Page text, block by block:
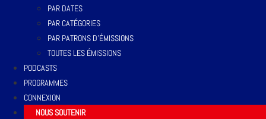
PAR DATES
PAR CATÉGORIES
PAR PATRONS D’ÉMISSIONS
TOUTES LES ÉMISSIONS
PODCASTS
PROGRAMMES
CONNEXION
NOUS SOUTENIR